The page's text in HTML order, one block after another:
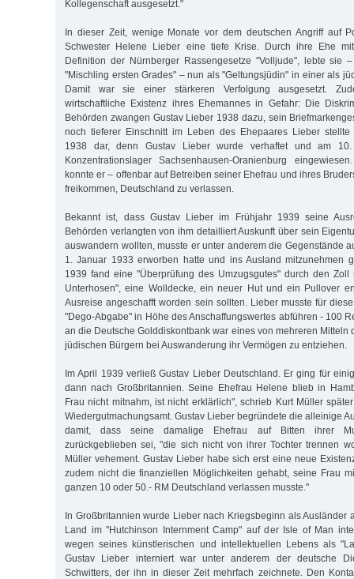
Kollegenschaft ausgesetzt."
In dieser Zeit, wenige Monate vor dem deutschen Angriff auf
Schwester Helene Lieber eine tiefe Krise. Durch ihre Ehe
Definition der Nürnberger Rassengesetze "Volljude", lebte sie
"Mischling ersten Grades" – nun als "Geltungsjüdin" in einer als
Damit war sie einer stärkeren Verfolgung ausgesetzt.
wirtschaftliche Existenz ihres Ehemannes in Gefahr: Die
Behörden zwangen Gustav Lieber 1938 dazu, sein
noch tieferer Einschnitt im Leben des Ehepaares Lieber stellte
1938 dar, denn Gustav Lieber wurde verhaftet und am
Konzentrationslager Sachsenhausen-Oranienburg
konnte er – offenbar auf Betreiben seiner Ehefrau und ihres
freikommen, Deutschland zu verlassen.
Bekannt ist, dass Gustav Lieber im Frühjahr 1939 seine
Behörden verlangten von ihm detailliert Auskunft über sein
auswandern wollten, musste er unter anderem die Gegenstände
1. Januar 1933 erworben hatte und ins Ausland mitzunehmen
1939 fand eine "Überprüfung des Umzugsgutes" durch den Zoll
Unterhosen", eine Wolldecke, ein neuer Hut und ein Pullover
Ausreise angeschafft worden sein sollten. Lieber musste für
"Dego-Abgabe" in Höhe des Anschaffungswertes abführen - 100
an die Deutsche Golddiskontbank war eines von mehreren Mitteln
jüdischen Bürgern bei Auswanderung ihr Vermögen zu entziehen.
Im April 1939 verließ Gustav Lieber Deutschland. Er ging für
dann nach Großbritannien. Seine Ehefrau Helene blieb in
Frau nicht mitnahm, ist nicht erklärlich", schrieb Kurt Müller
Wiedergutmachungsamt. Gustav Lieber begründete die alleinige
damit, dass seine damalige Ehefrau auf Bitten ihrer
zurückgeblieben sei, "die sich nicht von ihrer Tochter trennen
Müller vehement. Gustav Lieber habe sich erst eine neue
zudem nicht die finanziellen Möglichkeiten gehabt, seine Frau
ganzen 10 oder 50.- RM Deutschland verlassen musste."
In Großbritannien wurde Lieber nach Kriegsbeginn als Ausländer
Land im "Hutchinson Internment Camp" auf der Isle of Man
wegen seines künstlerischen und intellektuellen Lebens als
Gustav Lieber interniert war unter anderem der deutsche
Schwitters, der ihn in dieser Zeit mehrfach zeichnete. Den